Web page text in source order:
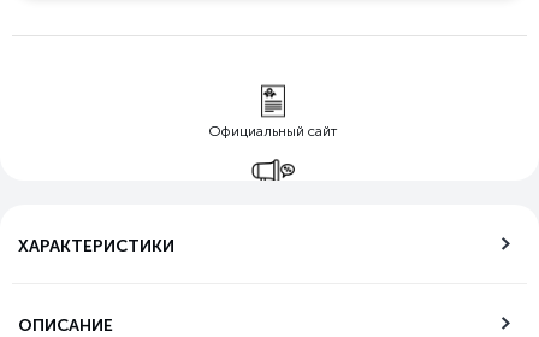
Официальный сайт
ХАРАКТЕРИСТИКИ
ОПИСАНИЕ